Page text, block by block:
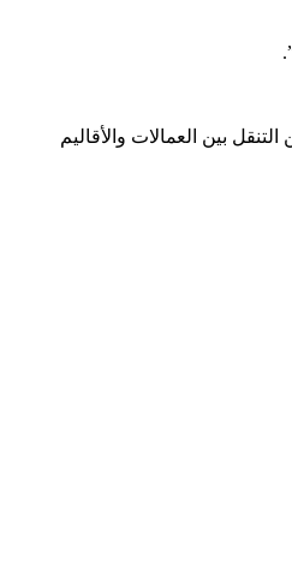
بين العمالات والأقاليم